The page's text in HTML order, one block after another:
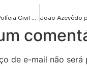
PIONEIRISMO: Polícia Civil da Paraíba apresenta no Rio Grande do Sul ferramenta que aperfeiçoa investigação preliminar dos crimes de homicídio
de e-mail não será